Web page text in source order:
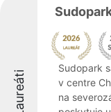
Laureáti
Sudopark
v centre
na